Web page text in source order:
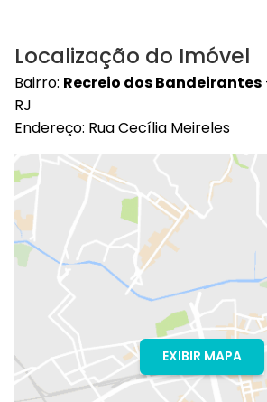
Localização do Imóvel
Bairro: Recreio dos Bandeirantes
RJ
Endereço: Rua Cecília Meireles
EXIBIR MAPA